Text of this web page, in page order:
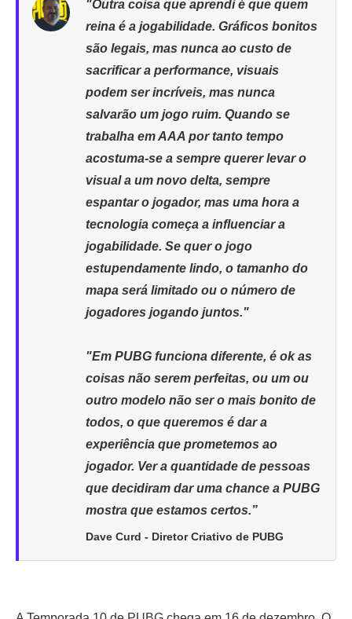
"Outra coisa que aprendi é que quem
reina é a jogabilidade. Gráficos bonitos
são legais, mas nunca ao custo de
sacrificar a performance, visuais
podem ser incríveis, mas nunca
salvarão um jogo ruim. Quando se
trabalha em AAA por tanto tempo
acostuma-se a sempre querer levar o
visual a um novo delta, sempre
espantar o jogador, mas uma hora a
tecnologia começa a influenciar a
jogabilidade. Se quer o jogo
estupendamente lindo, o tamanho do
mapa será limitado ou o número de
jogadores jogando juntos."
"Em PUBG funciona diferente, é ok as
coisas não serem perfeitas, ou um ou
outro modelo não ser o mais bonito de
todos, o que queremos é dar a
experiência que prometemos ao
jogador. Ver a quantidade de pessoas
que decidiram dar uma chance a PUBG
mostra que estamos certos.”
Dave Curd - Diretor Criativo de PUBG